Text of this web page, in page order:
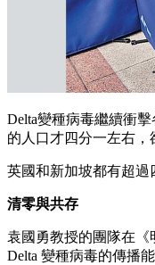
Delta變種病毒繼續衝
的人口才四分一左右，
英國和新加坡都有超過
清零與共存
袁國勇教授的團隊在
Delta 變種病毒的傳播